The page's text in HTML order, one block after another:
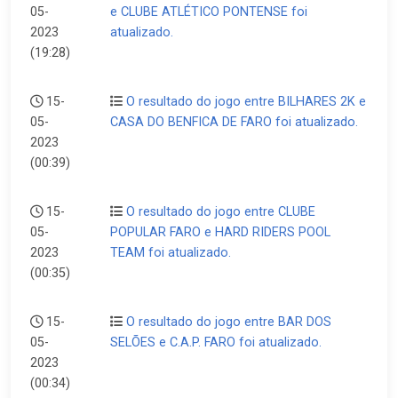
05-
2023
(19:28)
e CLUBE ATLÉTICO PONTENSE foi
atualizado.
15-
05-
2023
(00:39)
O resultado do jogo entre BILHARES 2K e
CASA DO BENFICA DE FARO foi atualizado.
15-
05-
2023
(00:35)
O resultado do jogo entre CLUBE
POPULAR FARO e HARD RIDERS POOL
TEAM foi atualizado.
15-
05-
2023
(00:34)
O resultado do jogo entre BAR DOS
SELÕES e C.A.P. FARO foi atualizado.